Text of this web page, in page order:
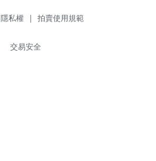
隱私權 | 拍賣使用規範
交易安全